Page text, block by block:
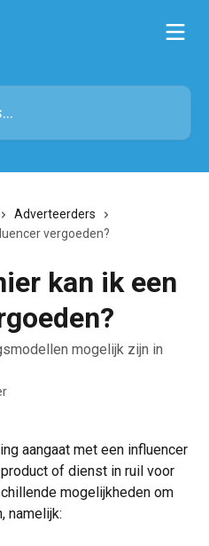
Adverteerders
vergoeden?
kan ik een
mogelijk zijn in
aangaat met een influencer
of dienst in ruil voor
mogelijkheden om
namelijk: